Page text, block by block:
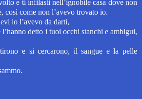
e ti infilasti nell’ignobile casa dove non
così come non l’avevo trovato io.
io l’avevo da darti,
l’hanno detto i tuoi occhi stanchi e ambigui,
e si cercarono, il sangue e la pelle